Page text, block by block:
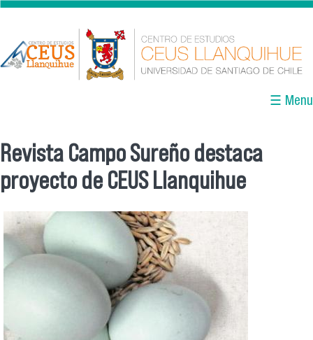
Pasar al contenido principal
☰ Menu
Se encuentra usted aquí
Revista Campo Sureño destaca
proyecto de CEUS Llanquihue